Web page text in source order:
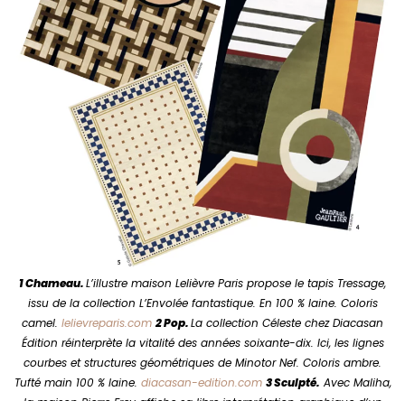
1 Chameau.L’illustre maison Lelièvre Paris propose le tapis Tressage,
issu de la collection L’Envolée fantastique. En 100 % laine. Coloris
camel. lelievreparis.com 2 Pop.La collection Céleste chez Diacasan
Édition réinterprète la vitalité des années soixante-dix. Ici, les lignes
courbes et structures géométriques de Minotor Nef. Coloris ambre.
Tufté main 100 % laine. diacasan-edition.com 3 Sculpté. Avec Maliha,